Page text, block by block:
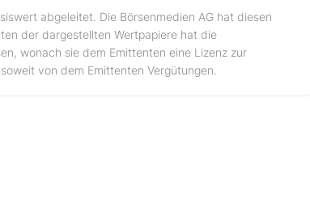
abgeleitet. Die Börsenmedien AG hat diesen
der dargestellten Wertpapiere hat die
wonach sie dem Emittenten eine Lizenz zur
von dem Emittenten Vergütungen.